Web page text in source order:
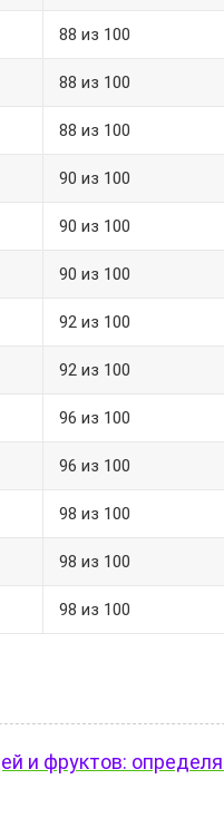
88 из 100
88 из 100
88 из 100
90 из 100
90 из 100
90 из 100
92 из 100
92 из 100
96 из 100
96 из 100
98 из 100
98 из 100
98 из 100
и фруктов: